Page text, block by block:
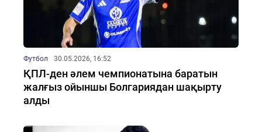
Футбол 30.05.2026, 16:52
ҚПЛ-ден әлем чемпионатына баратын
жалғыз ойыншы Болгариядан шақырту
алды